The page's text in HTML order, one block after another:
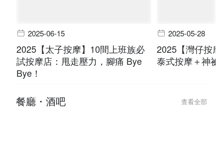
2025-06-15
2025【太子按摩】10間上班族必
試按摩店：甩走壓力，腳痛 Bye
Bye！
2025-05-28
2025【灣仔按
泰式按摩＋神
餐廳・酒吧 查看全部